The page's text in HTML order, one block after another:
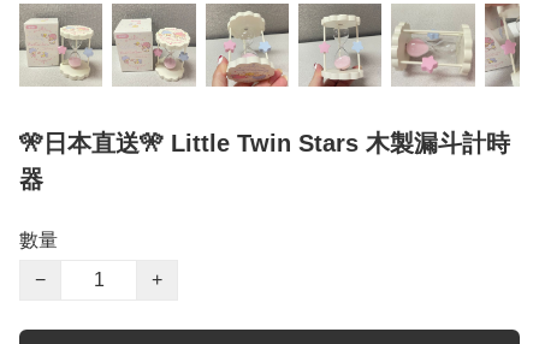
🎌日本直送🎌 Little Twin Stars 木製漏斗計時
器
數量
−
+